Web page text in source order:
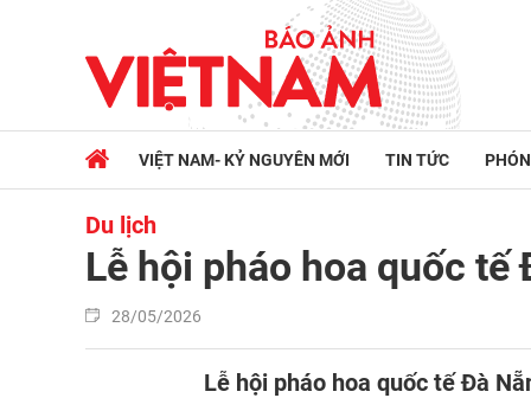
VIỆT NAM- KỶ NGUYÊN MỚI TIN TỨC
Du lịch
Lễ hội pháo hoa quốc
28/05/2026
Lễ hội pháo hoa quốc tế Đà